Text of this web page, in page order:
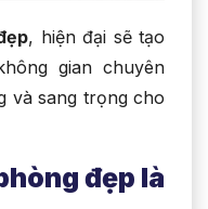
, hiện đại sẽ tạo
gian chuyên
và sang trọng cho
đẹp là